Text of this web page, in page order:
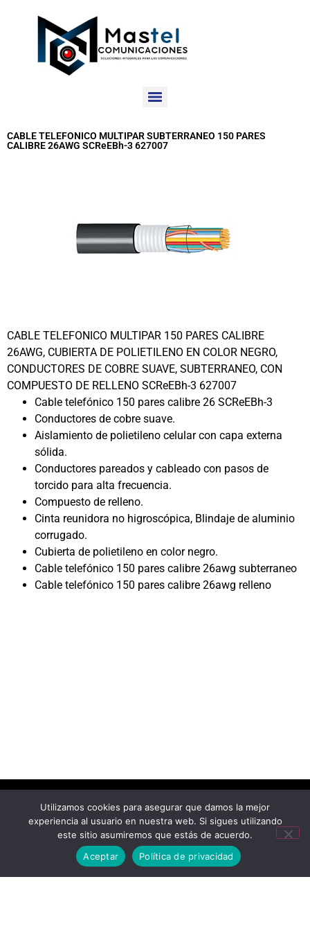
CABLE TELEFONICO MULTIPAR SUBTERRANEO 150 PARES
CALIBRE 26AWG SCReEBh-3 627007
CABLE TELEFONICO MULTIPAR 150 PARES CALIBRE
26AWG, CUBIERTA DE POLIETILENO EN COLOR NEGRO,
CONDUCTORES DE COBRE SUAVE, SUBTERRANEO, CON
COMPUESTO DE RELLENO SCReEBh-3 627007
Cable telefónico 150 pares calibre 26 SCReEBh-3
Conductores de cobre suave.
Aislamiento de polietileno celular con capa externa
sólida.
Conductores pareados y cableado con pasos de
torcido para alta frecuencia.
Compuesto de relleno.
Cinta reunidora no higroscópica, Blindaje de aluminio
corrugado.
Cubierta de polietileno en color negro.
Cable telefónico 150 pares calibre 26awg subterraneo
Cable telefónico 150 pares calibre 26awg relleno
Utilizamos cookies para asegurar que damos la mejor
experiencia al usuario en nuestra web. Si sigues utilizando
este sitio asumiremos que estás de acuerdo.
Aceptar
Política de privacidad